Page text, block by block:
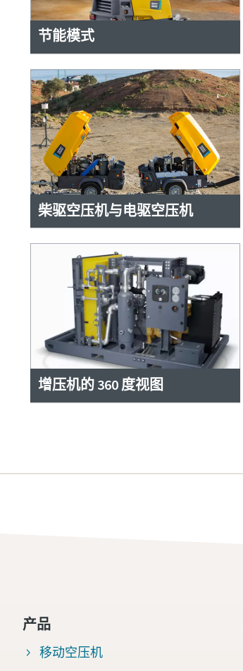
节能模式
柴驱空压机与电驱空压机
增压机的 360 度视图
产品
移动空压机